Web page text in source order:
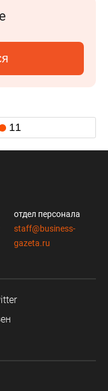
11
отдел персонала
staff@business-
gazeta.ru